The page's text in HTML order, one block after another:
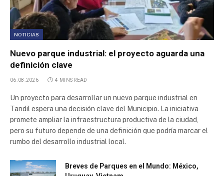
NOTICIAS
Nuevo parque industrial: el proyecto aguarda una
definición clave
06.08.2026 4 MINS READ
Un proyecto para desarrollar un nuevo parque industrial en
Tandil espera una decisión clave del Municipio. La iniciativa
promete ampliar la infraestructura productiva de la ciudad,
pero su futuro depende de una definición que podría marcar el
rumbo del desarrollo industrial local.
Breves de Parques en el Mundo: México,